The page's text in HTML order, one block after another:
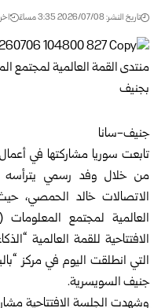
تاريخ النشر: 2026/07/08 3:35 مساءً اخر
جنيف-سانا
تابعت سوريا مشاركتها في
من خلال وفد رسمي يترأسه
الاتصالات خالد الحمصي،
الافتتاحية للقمة العالمية
التي انطلقت اليوم في مركز
جنيف السويسرية.
وشهدت الجلسة الافتتاحية